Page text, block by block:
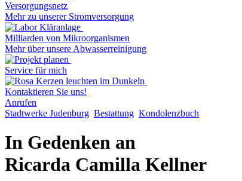
Versorgungsnetz
Mehr zu unserer Stromversorgung
Milliarden von Mikroorganismen
Mehr über unsere Abwasserreinigung
Service für mich
Kontaktieren Sie uns!
Anrufen
Stadtwerke Judenburg Bestattung Kondolenzbuch
In Gedenken an
Ricarda Camilla Kellner